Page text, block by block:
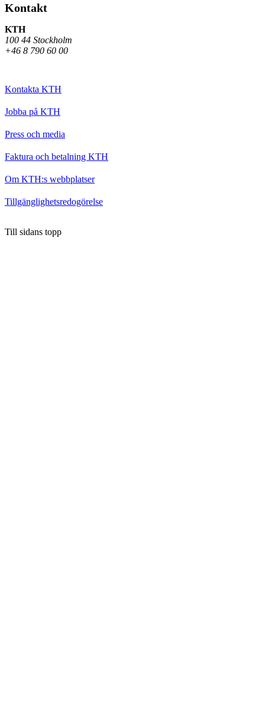
Kontakt
KTH
100 44 Stockholm
+46 8 790 60 00
Kontakta KTH
Jobba på KTH
Press och media
Faktura och betalning KTH
Om KTH:s webbplatser
Tillgänglighetsredogörelse
Till sidans topp